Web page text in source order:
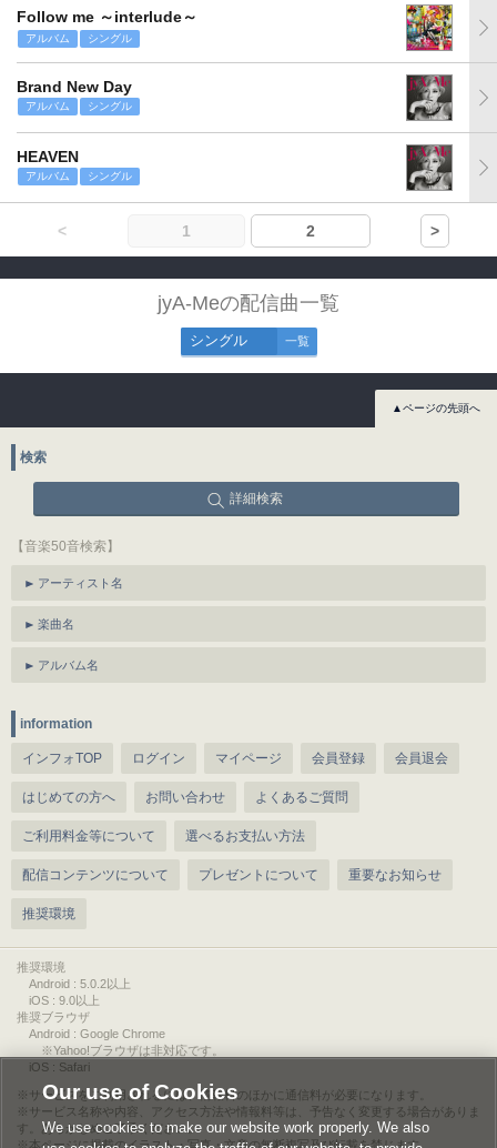
Follow me ～interlude～
アルバム シングル
Brand New Day
アルバム シングル
HEAVEN
アルバム シングル
< 1 2 >
jyA-Meの配信曲一覧
シングル 一覧
▲ページの先頭へ
検索
詳細検索
【音楽50音検索】
アーティスト名
楽曲名
アルバム名
information
インフォTOP ログイン マイページ 会員登録 会員退会
はじめての方へ お問い合わせ よくあるご質問
ご利用料金等について 選べるお支払い方法
配信コンテンツについて プレゼントについて 重要なお知らせ
推奨環境
推奨環境
Android : 5.0.2以上
iOS : 9.0以上
推奨ブラウザ
Android : Google Chrome
※Yahoo!ブラウザは非対応です。
iOS : Safari
サービスをご利用されるには、情報料のほかに通信料が必要になります。
サービス名称や内容、アクセス方法や情報料等は、予告なく変更する場合がありま
す。あらかじめご了承ください。
本ページに掲載のイラスト・写真・文章の無断複写及び転載を禁じます。
Our use of Cookies
We use cookies to make our website work properly. We also